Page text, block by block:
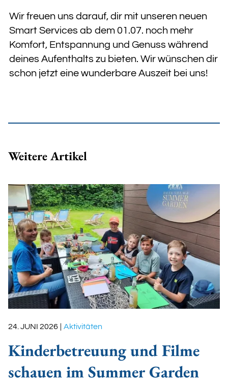
Wir freuen uns darauf, dir mit unseren neuen
Smart Services ab dem 01.07. noch mehr
Komfort, Entspannung und Genuss während
deines Aufenthalts zu bieten. Wir wünschen dir
schon jetzt eine wunderbare Auszeit bei uns!
Weitere Artikel
24. JUNI 2026 Aktivitäten
Kinderbetreuung und Filme
schauen im Summer Garden